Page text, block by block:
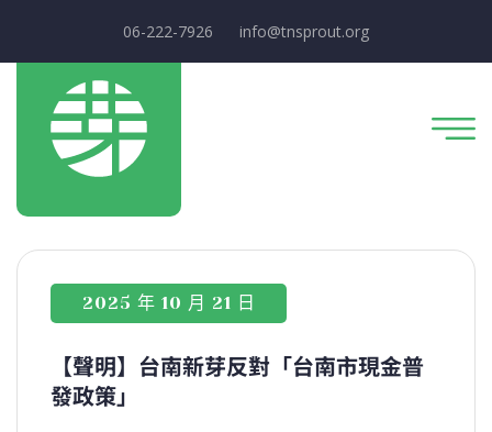
06-222-7926 info@tnsprout.org
2025 年 10 月 21 日
【聲明】台南新芽反對「台南市現金普
發政策」